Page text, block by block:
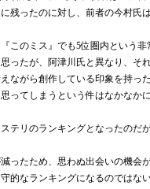
残ったのに対し、前者の今村氏
このミス』でも5位圏内という
ったが、阿津川氏と異なり、そ
ながら創作している印象を持った
ってしまうという件はなかなか
テリのランキングとなったのだ
ったため、思わぬ出会いの機会
的なランキングになるのではな